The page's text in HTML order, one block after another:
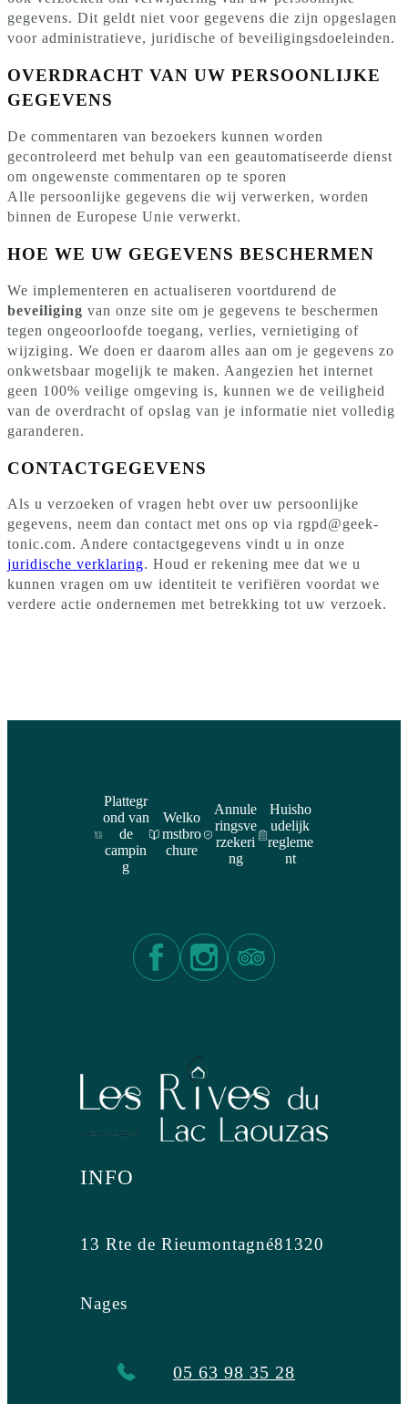
gegevens. Dit geldt niet voor gegevens die zijn opgeslagen
voor administratieve, juridische of beveiligingsdoeleinden.
OVERDRACHT VAN UW PERSOONLIJKE
GEGEVENS
De commentaren van bezoekers kunnen worden
gecontroleerd met behulp van een geautomatiseerde dienst
om ongewenste commentaren op te sporen
Alle persoonlijke gegevens die wij verwerken, worden
binnen de Europese Unie verwerkt.
HOE WE UW GEGEVENS BESCHERMEN
We implementeren en actualiseren voortdurend de
beveiliging van onze site om je gegevens te beschermen
tegen ongeoorloofde toegang, verlies, vernietiging of
wijziging. We doen er daarom alles aan om je gegevens zo
onkwetsbaar mogelijk te maken. Aangezien het internet
geen 100% veilige omgeving is, kunnen we de veiligheid
van de overdracht of opslag van je informatie niet volledig
garanderen.
CONTACTGEGEVENS
Als u verzoeken of vragen hebt over uw persoonlijke
gegevens, neem dan contact met ons op via rgpd@geek-
tonic.com. Andere contactgegevens vindt u in onze
juridische verklaring. Houd er rekening mee dat we u
kunnen vragen om uw identiteit te verifiëren voordat we
verdere actie ondernemen met betrekking tot uw verzoek.
Plattegr
ond van
de
campin
g
Welko
mstbro
chure
Annule
ringsve
rzekeri
ng
Huisho
udelijk
regleme
nt
INFO
13 Rte de Rieumontagné81320
Nages
05 63 98 35 28